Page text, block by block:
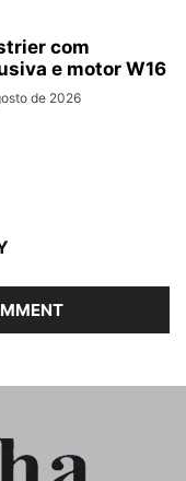
com
e motor W16
de 2026